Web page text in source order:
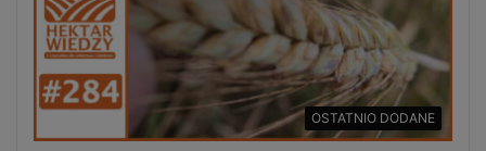
OSTATNIO DODANE